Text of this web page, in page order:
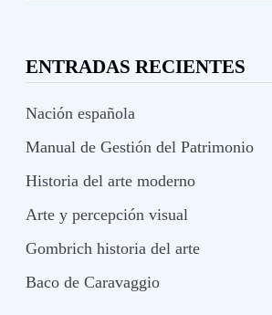
ENTRADAS RECIENTES
Nación española
Manual de Gestión del Patrimonio
Historia del arte moderno
Arte y percepción visual
Gombrich historia del arte
Baco de Caravaggio